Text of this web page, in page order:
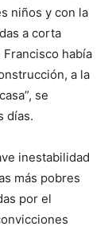
niños y con la
a corta
había
a la
se
días.
inestabilidad
más pobres
por el